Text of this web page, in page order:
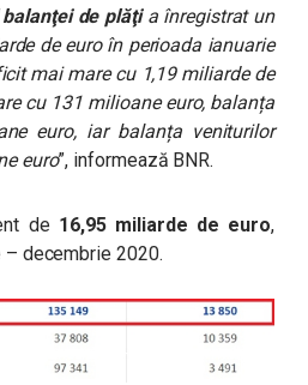
de plăţia înregistrat un
de euro în perioada ianuarie
mai mare cu 1,19 miliarde de
cu 131 milioane euro, balanța
euro, iar balanța veniturilor
euro”, informează BNR.
de 16,95 miliarde de euro,
– decembrie 2020.